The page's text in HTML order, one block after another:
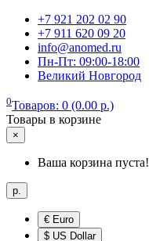
+7 921 202 02 90
+7 911 620 09 20
info@anomed.ru
Пн-Пт: 09:00-18:00
Великий Новгород
0Товаров: 0 (0.00 р.)
Товары в корзине
×
Ваша корзина пуста!
р.
€ Euro
$ US Dollar